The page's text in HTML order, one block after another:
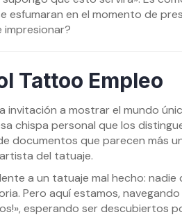
esfumaran en el momento de
Tattoo Empleo
invitación a mostrar el mundo
chispa personal que los
documentos que parecen más
del tatuaje.
a un tatuaje mal hecho: nadie
Pero aquí estamos,
esperando ser descubiertos